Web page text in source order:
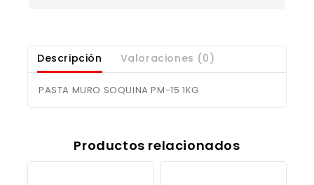
Descripción Valoraciones (0)
PASTA MURO SOQUINA PM-15 1KG
Productos relacionados